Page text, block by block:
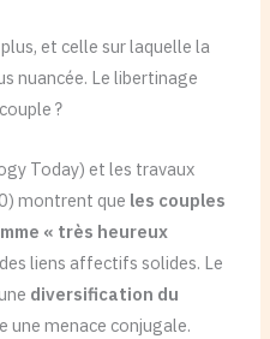
et celle sur laquelle la
nuancée. Le libertinage
?
Today) et les travaux
montrent que les couples
« très heureux
liens affectifs solides. Le
diversification du
une menace conjugale.